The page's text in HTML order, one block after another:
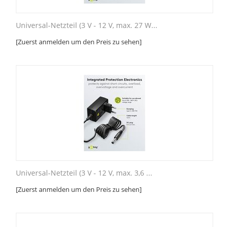
Universal-Netzteil (3 V - 12 V, max. 27 W...
[Zuerst anmelden um den Preis zu sehen]
Universal-Netzteil (3 V - 12 V, max. 3,6 ...
[Zuerst anmelden um den Preis zu sehen]